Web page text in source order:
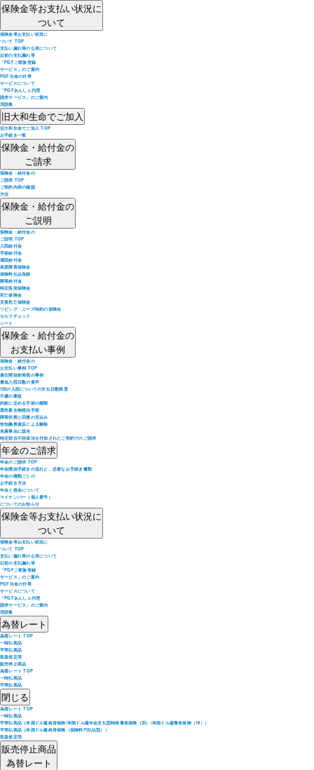
保険金等お支払い状況に
ついて
保険金等お支払い状況に
ついて TOP
支払い漏れ等の公表について
以前の支払漏れ等
「PGFご家族登録
サービス」のご案内
PGF生命の付帯
サービスについて
「PGFあんしん代理
請求サービス」のご案内
用語集
旧大和生命でご加入
旧大和生命でご加入 TOP
お手続き一覧
保険金・給付金の
ご請求
保険金・給付金の
ご請求 TOP
ご契約内容の確認
方法
保険金・給付金の
ご説明
保険金・給付金の
ご説明 TOP
入院給付金
手術給付金
通院給付金
高度障害保険金
保険料払込免除
障害給付金
特定疾病保険金
死亡保険金
災害死亡保険金
リビング・ニーズ特約の保険金
セルフチェック
シート
保険金・給付金の
お支払い事例
保険金・給付金の
お支払い事例 TOP
責任開始前発病の事例
最低入院日数の要件
1回の入院についての支払日数限度
不慮の事故
約款に定める手術の種類
悪性新生物根治手術
障害状態と回復の見込み
告知義務違反による解除
免責事由に該当
特定部位不担保法を付加されたご契約でのご請求
年金のご請求
年金のご請求 TOP
年金開始手続きの流れと、必要なお手続き書類
年金の種類ごとの
お手続き方法
年金と税金について
マイナンバー（個人番号）
についてのお知らせ
保険金等お支払い状況に
ついて
保険金等お支払い状況に
ついて TOP
支払い漏れ等の公表について
以前の支払漏れ等
「PGFご家族登録
サービス」のご案内
PGF生命の付帯
サービスについて
「PGFあんしん代理
請求サービス」のご案内
用語集
為替レート
為替レート TOP
一時払商品
平準払商品
取扱規定用
販売停止商品
為替レート TOP
一時払商品
平準払商品
閉じる
為替レート TOP
一時払商品
平準払商品（米国ドル建終身保険/米国ドル建年金支払型特殊養老保険（20）/米国ドル建養老保険（18））
平準払商品（米国ドル建終身保険（保険料円払込型））
取扱規定用
販売停止商品
為替レート